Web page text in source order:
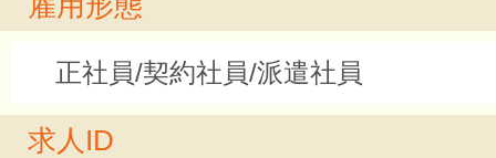
正社員/契約社員/派遣社員
求人ID